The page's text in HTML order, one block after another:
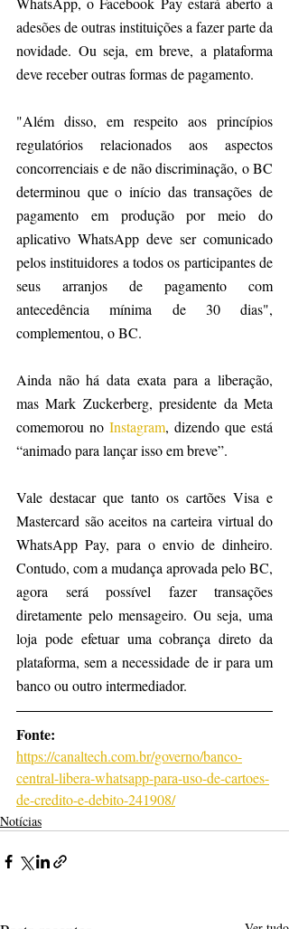
adesões de outras instituições a fazer parte da
novidade. Ou seja, em breve, a plataforma
deve receber outras formas de pagamento.
"Além disso, em respeito aos princípios
regulatórios relacionados aos aspectos
concorrenciais e de não discriminação, o BC
determinou que o início das transações de
pagamento em produção por meio do
aplicativo WhatsApp deve ser comunicado
pelos instituidores a todos os participantes de
seus arranjos de pagamento com
antecedência mínima de 30 dias",
complementou, o BC.
Ainda não há data exata para a liberação,
mas Mark Zuckerberg, presidente da Meta
comemorou no Instagram, dizendo que está
“animado para lançar isso em breve”.
Vale destacar que tanto os cartões Visa e
Mastercard são aceitos na carteira virtual do
WhatsApp Pay, para o envio de dinheiro.
Contudo, com a mudança aprovada pelo BC,
agora será possível fazer transações
diretamente pelo mensageiro. Ou seja, uma
loja pode efetuar uma cobrança direto da
plataforma, sem a necessidade de ir para um
banco ou outro intermediador.
Fonte:
https://canaltech.com.br/governo/banco-
central-libera-whatsapp-para-uso-de-cartoes-
de-credito-e-debito-241908/
Notícias